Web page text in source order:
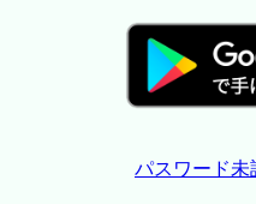
パスワード未